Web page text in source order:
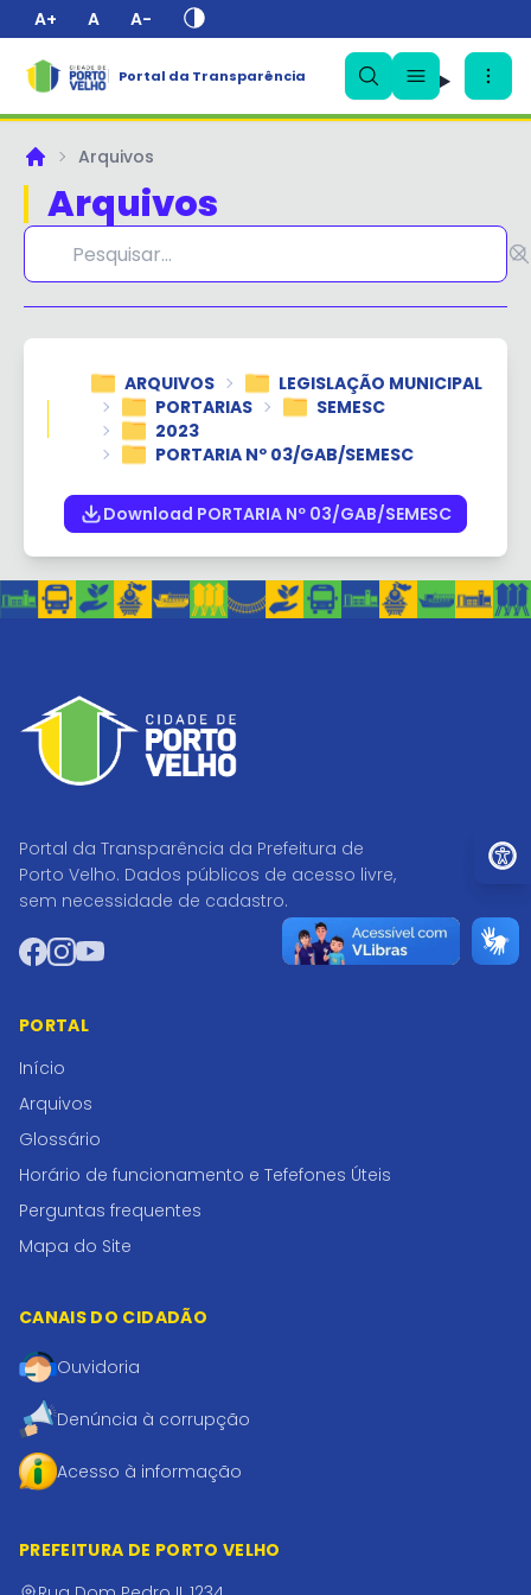
A+ A A-
Portal da Transparência
PrincipalArquivos
Arquivos
ARQUIVOS
LEGISLAÇÃO MUNICIPAL
PORTARIAS
SEMESC
2023
PORTARIA Nº 03/GAB/SEMESC
Download PORTARIA Nº 03/GAB/SEMESC
Portal da Transparência da Prefeitura de
Porto Velho. Dados públicos de acesso livre,
sem necessidade de cadastro.
Facebook
Instagram
YouTube
PORTAL
Início
Arquivos
Glossário
Horário de funcionamento e Tefefones Úteis
Perguntas frequentes
Mapa do Site
CANAIS DO CIDADÃO
Ouvidoria
Denúncia à corrupção
Acesso à informação
PREFEITURA DE PORTO VELHO
✕
Ir